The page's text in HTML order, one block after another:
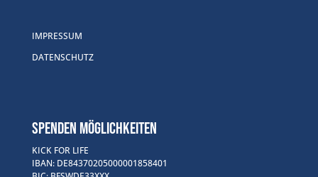
IMPRESSUM
DATENSCHUTZ
SPENDEN MÖGLICHKEITEN
KICK FOR LIFE
IBAN: DE84370205000001858401